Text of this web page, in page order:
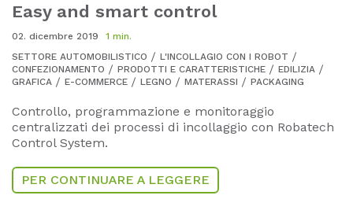
Easy and smart control
02. dicembre 2019
1 min.
SETTORE AUTOMOBILISTICO
L'INCOLLAGIO CON I ROBOT
CONFEZIONAMENTO
PRODOTTI E CARATTERISTICHE
EDILIZIA
GRAFICA
E-COMMERCE LEGNO MATERASSI PACKAGING
Controllo, programmazione e monitoraggio
centralizzati dei processi di incollaggio con Robatech
Control System.
PER CONTINUARE A LEGGERE